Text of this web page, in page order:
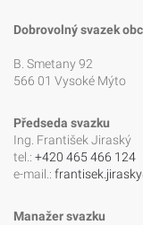
Dobrovolný svazek
B. Smetany 92
566 01 Vysoké Mýto
Předseda svazku
Ing. František Jiraský
tel.: +420 465 466 124
e-mail.:
Manažer svazku